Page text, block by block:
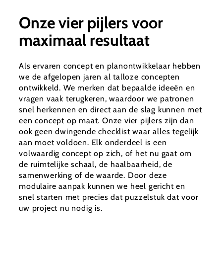
Onze vier pijlers voor
maximaal resultaat
Als ervaren concept en planontwikkelaar hebben
we de afgelopen jaren al talloze concepten
ontwikkeld. We merken dat bepaalde ideeën en
vragen vaak terugkeren, waardoor we patronen
snel herkennen en direct aan de slag kunnen met
een concept op maat. Onze vier pijlers zijn dan
ook geen dwingende checklist waar alles tegelijk
aan moet voldoen. Elk onderdeel is een
volwaardig concept op zich, of het nu gaat om
de ruimtelijke schaal, de haalbaarheid, de
samenwerking of de waarde. Door deze
modulaire aanpak kunnen we heel gericht en
snel starten met precies dat puzzelstuk dat voor
uw project nu nodig is.